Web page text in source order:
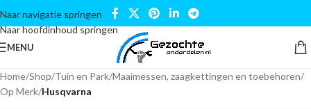
Naar navigatie springen
Naar hoofdinhoud springen
MENU
Home/Shop/Tuin en Park/Maaimessen, zaagkettingen en toebehoren/
Op Merk/Husqvarna